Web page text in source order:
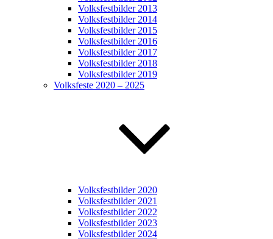
Volksfestbilder 2013
Volksfestbilder 2014
Volksfestbilder 2015
Volksfestbilder 2016
Volksfestbilder 2017
Volksfestbilder 2018
Volksfestbilder 2019
Volksfeste 2020 – 2025
Volksfestbilder 2020
Volksfestbilder 2021
Volksfestbilder 2022
Volksfestbilder 2023
Volksfestbilder 2024